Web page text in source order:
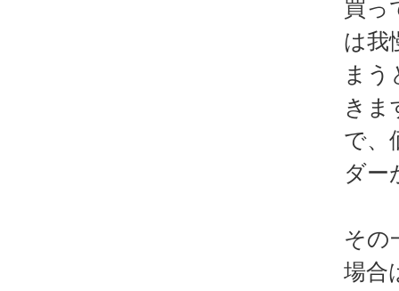
買っ
は我
まう
きま
で、
ダー
その
場合